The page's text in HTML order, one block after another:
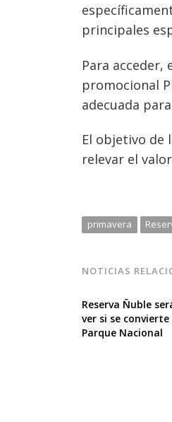
principales
Para
promocional
adecuada
El objetivo de
relevar el
primavera
NOTICIAS
Reserva Ñuble
ver si se
Parque Nacional